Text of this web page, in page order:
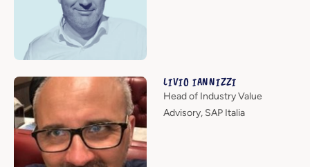
LIVIO IANNIZZI
Head of Industry Value
Advisory, SAP Italia